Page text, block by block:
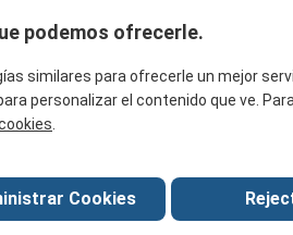
de cable
podemos ofrecerle.
similares para ofrecerle un mejor
personalizar el contenido que ve.
Cookies